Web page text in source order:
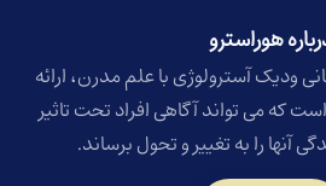
هوراسترو​
ودیک آسترولوژی با علم مدرن، ارائه
که می تواند آگاهی افراد تحت تاثیر
آنها را به تغییر و تحول برساند.